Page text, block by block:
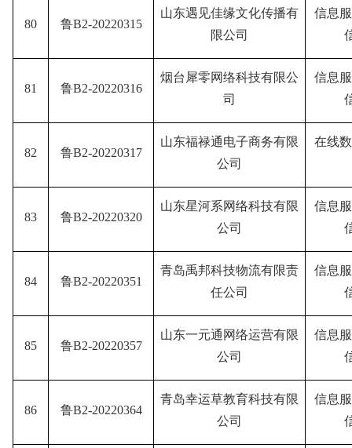
80 鲁B2-20220315
山东遇见佳缘文化传播有
限公司
信息
81 鲁B2-20220316
烟台犀零网络科技有限公
司
信息
82 鲁B2-20220317
山东福禄通电子商务有限
公司
在线
83 鲁B2-20220320
山东星河系网络科技有限
公司
信息
84 鲁B2-20220351
青岛禹邦科技物流有限责
任公司
信息
85 鲁B2-20220357
山东一元通网络运营有限
公司
信息
86 鲁B2-20220364
青岛幸运草教育科技有限
公司
信息